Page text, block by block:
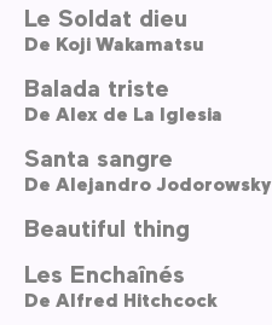
Le Soldat dieu
De Koji Wakamatsu
Balada triste
De Alex de La Iglesia
Santa sangre
De Alejandro Jodorowsky
Beautiful thing
Les Enchaînés
De Alfred Hitchcock